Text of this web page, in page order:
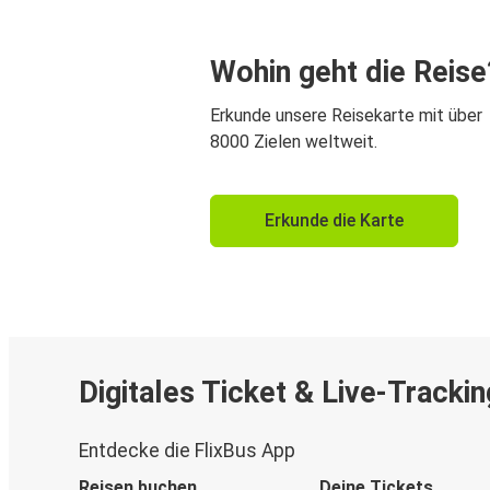
Wohin geht die
Erkunde unsere Reisekarte mit über
8000 Zielen weltweit.
Erkunde die Karte
Digitales Ticket & Live-
Entdecke die FlixBus App